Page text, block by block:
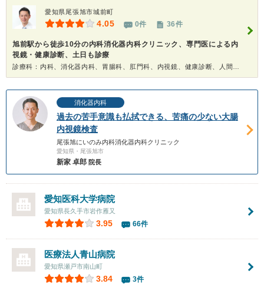
愛知県尾張旭市城前町
4.05 0件 36件
旭前駅から徒歩10分の内科消化器内科クリニック、専門医による内
視鏡・健康診断、土日も診療
消化器内科
過去の苦手意識も払拭できる、苦痛の少ない大腸
内視鏡検査
尾張旭にいのみ内科消化器内科クリニック
愛知県・尾張旭市
新家 卓郎 院長
愛知医科大学病院
愛知県長久手市岩作雁又
3.95 66件
医療法人青山病院
愛知県瀬戸市南山町
3.84 3件